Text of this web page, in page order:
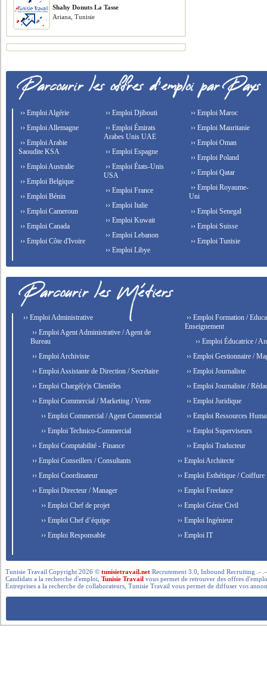
Shahy Donuts La Tasse
Ariana, Tunisie
›› Emploi Algérie
›› Emploi Allemagne
›› Emploi Arabie
Saoudite KSA
›› Emploi Australie
›› Emploi Belgique
›› Emploi Bénin
›› Emploi Cameroun
›› Emploi Canada
›› Emploi Côte d'Ivoire
›› Emploi Djibouti
›› Emploi Émirats
Arabes Unis UAE
›› Emploi Espagne
›› Emploi États-Unis
USA
›› Emploi France
›› Emploi Italie
›› Emploi Kuwait
›› Emploi Lebanon
›› Emploi Libye
›› Emploi Maroc
›› Emploi Mauritanie
›› Emploi Oman
›› Emploi Poland
›› Emploi Qatar
›› Emploi Royaume-
Uni
›› Emploi Senegal
›› Emploi Suisse
›› Emploi Tunisie
›› Emploi Administrative
›› Emploi Agent Administrative / Agent de
Bureau
›› Emploi Archiviste
›› Emploi Assistante de Direction / Secrétaire
›› Emploi Chargé(e)s Clientèles
›› Emploi Commercial / Marketing / Vente
›› Emploi Commercial / Agent Commercial
›› Emploi Technico-Commercial
›› Emploi Comptabilité - Finance
›› Emploi Conseillers / Consultants
›› Emploi Coordinateur
›› Emploi Directeur / Manager
›› Emploi Chef de projet
›› Emploi Chef d’équipe
›› Emploi Responsable
›› Emploi Formation /
Enseignement
›› Emploi Éducatrice /
›› Emploi Gestionnaire /
›› Emploi Journaliste
›› Emploi Journaliste /
›› Emploi Juridique
›› Emploi Ressources
›› Emploi Superviseurs
›› Emploi Traducteur
›› Emploi Architecte
›› Emploi Esthétique / Coiffure
›› Emploi Freelance
›› Emploi Génie Civil
›› Emploi Ingénieur
›› Emploi IT
Tunisie Travail Copyright 2026 ©tunisietravail.net Recrutement 3.0, Inbound Recruiting .-
Candidats a la recherche d'emploi,Tunisie Travail vous permet de retrouver des offres
Entreprises a la recherche de collaborateurs, Tunisie Travail vous permet de diffuser vos